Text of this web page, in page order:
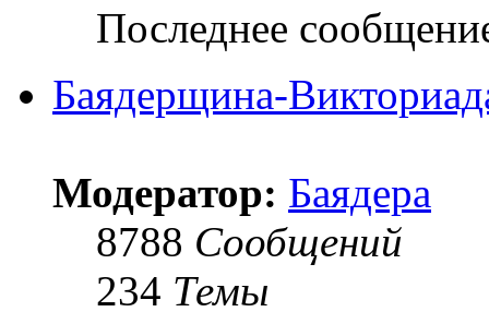
Последнее
Баядерщина-
Модератор: Баядера
8788 Сообщений
234 Темы